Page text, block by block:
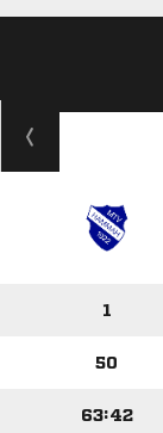
1
50
63:42